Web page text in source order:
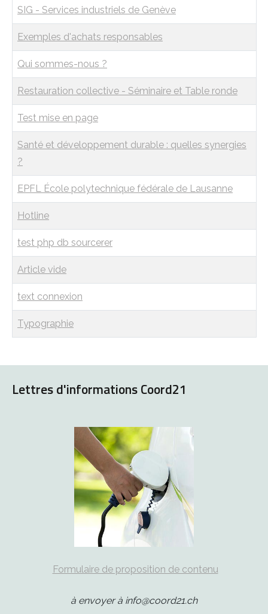
SIG - Services industriels de Genève
Exemples d'achats responsables
Qui sommes-nous ?
Restauration collective - Séminaire et Table ronde
Test mise en page
Santé et développement durable : quelles synergies
?
EPFL École polytechnique fédérale de Lausanne
Hotline
test php db sourcerer
Article vide
text connexion
Typographie
Lettres d'informations Coord21
Formulaire de proposition de contenu
à envoyer à info@coord21.ch